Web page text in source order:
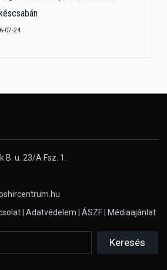
07-24
B. u. 23/A Fsz. 1.
Adatvédelem ÁSZF Médiaajánlat